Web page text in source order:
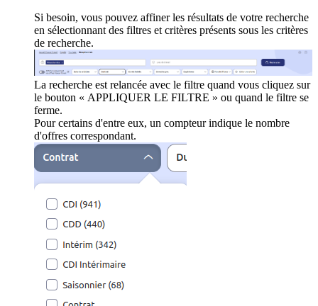
Si besoin, vous pouvez affiner les résultats de votre recherche
en sélectionnant des filtres et critères présents sous les critères
de recherche.
La recherche est relancée avec le filtre quand vous cliquez sur
le bouton « APPLIQUER LE FILTRE » ou quand le filtre se
ferme.
Pour certains d'entre eux, un compteur indique le nombre
d'offres correspondant.